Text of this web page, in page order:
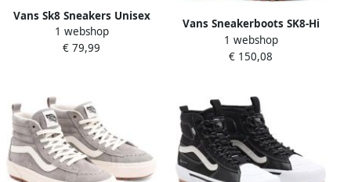
Vans Sk8 Sneakers Unisex
(Unify Black Multi)
1 webshop
€ 79,99
Vans Sneakerboots SK8-Hi
MTE-1 met contrasterend
logobadge aan de hiel
1 webshop
€ 150,08